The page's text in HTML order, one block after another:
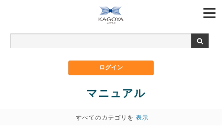
マニュアル
すべてのカテゴリを 表示